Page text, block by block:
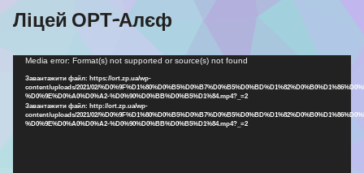
Ліцей ОРТ-Алєф
Відеопрогравач
Media error: Format(s) not supported or source(s) not found
Завантажити файл: https://ort.zp.ua/wp-
content/uploads/2021/02/
%D0%9E%D0%A0%D0%A2-%D0%90%D0%BB%D0%B5%D1%84.mp4?_=2
Завантажити файл: http://ort.zp.ua/wp-
content/uploads/2021/02/
%D0%9E%D0%A0%D0%A2-%D0%90%D0%BB%D0%B5%D1%84.mp4?_=2